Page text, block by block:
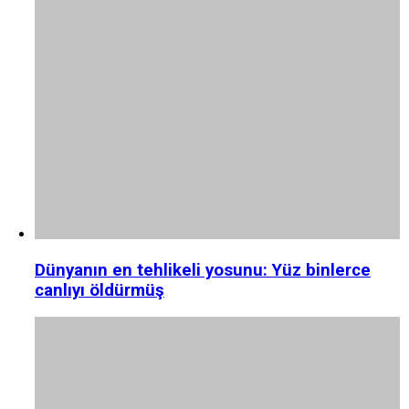
Dünyanın en tehlikeli yosunu: Yüz binlerce
canlıyı öldürmüş